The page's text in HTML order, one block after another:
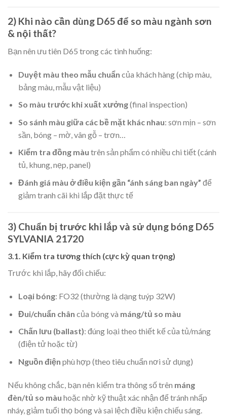
2) Khi nào cần dùng D65 để so màu ngành sơn
& nội thất?
Bạn nên ưu tiên D65 trong các tình huống:
Duyệt màu theo mẫu chuẩn của khách hàng (chip màu,
bảng màu, mẫu vật liệu)
So màu trước khi xuất xưởng(final inspection)
So sánh màu giữa các bề mặt khác nhau: sơn mịn – sơn
sần, bóng – mờ, vân gỗ – trơn…
Kiểm tra đồng màu trên sản phẩm có nhiều chi tiết (cánh
tủ, khung, nẹp, panel)
Đánh giá màu ở điều kiện gần “ánh sáng ban ngày” để
giảm tranh cãi khi lắp đặt thực tế
3) Chuẩn bị trước khi lắp và sử dụng bóng D65
SYLVANIA 21720
3.1. Kiểm tra tương thích (cực kỳ quan trọng)
Trước khi lắp, hãy đối chiếu:
Loại bóng: FO32 (thường là dạng tuýp 32W)
Đui/chuẩn chân của bóng và máng/tủ so màu
Chấn lưu (ballast): đúng loại theo thiết kế của tủ/máng
(điện tử hoặc từ)
Nguồn điện phù hợp (theo tiêu chuẩn nơi sử dụng)
Nếu không chắc, bạn nên kiểm tra thông số trên máng
đèn/tủ so màu hoặc nhờ kỹ thuật xác nhận để tránh nhấp
nháy, giảm tuổi thọ bóng và sai lệch điều kiện chiếu sáng.